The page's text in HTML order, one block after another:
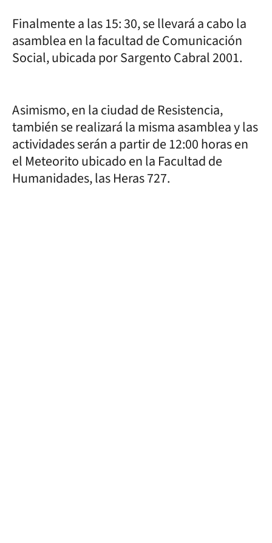
Finalmente a las 15: 30, se llevará a cabo la
asamblea en la facultad de Comunicación
Social, ubicada por Sargento Cabral 2001.
Asimismo, en la ciudad de Resistencia,
también se realizará la misma asamblea y las
actividades serán a partir de 12:00 horas en
el Meteorito ubicado en la Facultad de
Humanidades, las Heras 727.